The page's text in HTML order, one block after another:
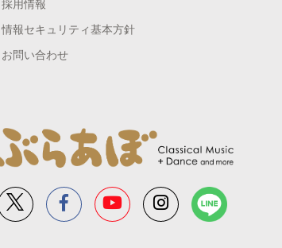
採用情報
情報セキュリティ基本方針
お問い合わせ